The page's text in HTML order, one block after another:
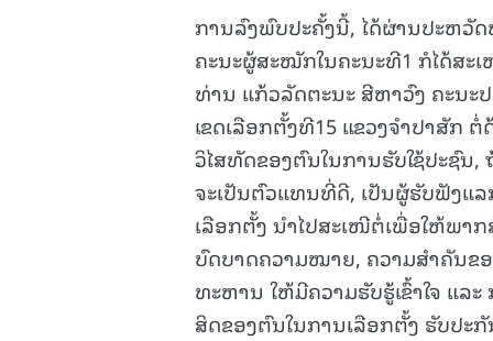
ການລົງພົບປະຄັ້ງນີ້, ໄດ້ຜ່ານປະຫວັ
ຄະນະຜູ້ສະໝັກໃນຄະນະທີ1 ກໍໄດ້ສະ
ທ່ານ ແກ້ວລັດຕະນະ ສີຫາວົງ ຄະນະ
ເຂດເລືອກຕັ້ງທີ15 ແຂວງຈຳປາສັກ
ວິໄສທັດຂອງຕົນໃນການຮັບໃຊ້ປະຊົນ
ຈະເປັນຕົວແທນທີ່ດີ, ເປັນຜູ້ຮັບຟັງແ
ເລືອກຕັ້ງ ນຳໄປສະເໜີຕໍ່ເພື່ອໃຫ້ພາ
ບົດບາດຄວາມໝາຍ, ຄວາມສຳຄັນຂ
ທະຫານ ໃຫ້ມີຄວາມຮັບຮູ້ເຂົ້າໃຈ ແລ
ສິດຂອງຕົນໃນການເລືອກຕັ້ງ ຮັບປະ